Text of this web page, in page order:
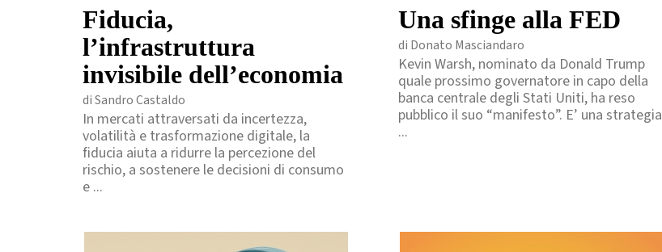
Fiducia,
l’infrastruttura
invisibile dell’economia
di Sandro Castaldo
In mercati attraversati da incertezza,
volatilità e trasformazione digitale, la
fiducia aiuta a ridurre la percezione del
rischio, a sostenere le decisioni di consumo
e ...
Una sfinge alla FED
di Donato Masciandaro
Kevin Warsh, nominato da Donald Trump
quale prossimo governatore in capo della
banca centrale degli Stati Uniti, ha reso
pubblico il suo “manifesto”. E’ una strategia
...